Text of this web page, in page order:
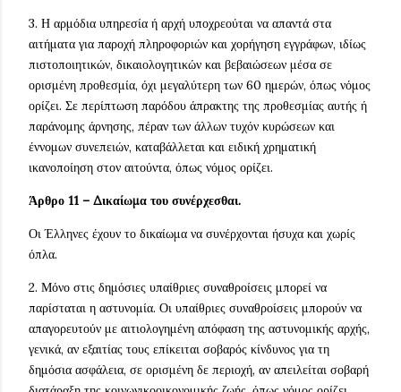
3. Η αρμόδια υπηρεσία ή αρχή υποχρεούται να απαντά στα
αιτήματα για παροχή πληροφοριών και χορήγηση εγγράφων, ιδίως
πιστοποιητικών, δικαιολογητικών και βεβαιώσεων μέσα σε
ορισμένη προθεσμία, όχι μεγαλύτερη των 60 ημερών, όπως νόμος
ορίζει. Σε περίπτωση παρόδου άπρακτης της προθεσμίας αυτής ή
παράνομης άρνησης, πέραν των άλλων τυχόν κυρώσεων και
έννομων συνεπειών, καταβάλλεται και ειδική χρηματική
ικανοποίηση στον αιτούντα, όπως νόμος ορίζει.
Άρθρο 11 – Δικαίωμα του συνέρχεσθαι.
Οι Έλληνες έχουν το δικαίωμα να συνέρχονται ήσυχα και χωρίς
όπλα.
2. Μόνο στις δημόσιες υπαίθριες συναθροίσεις μπορεί να
παρίσταται η αστυνομία. Οι υπαίθριες συναθροίσεις μπορούν να
απαγορευτούν με αιτιολογημένη απόφαση της αστυνομικής αρχής,
γενικά, αν εξαιτίας τους επίκειται σοβαρός κίνδυνος για τη
δημόσια ασφάλεια, σε ορισμένη δε περιοχή, αν απειλείται σοβαρή